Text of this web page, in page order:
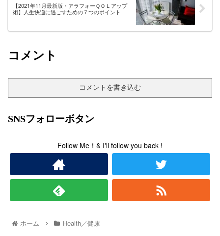
【2021年11月最新版・アラフォーＱＯＬアップ
術】人生快適に過ごすための７つのポイント
コメント
コメントを書き込む
SNSフォローボタン
Follow Me！& I'll follow you back !
ホーム Health／健康